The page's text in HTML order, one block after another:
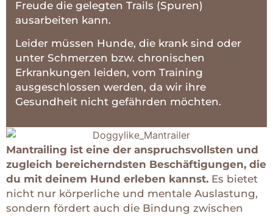
Freude die gelegten Trails (Spuren)
ausarbeiten kann.
Leider müssen Hunde, die krank sind oder
unter Schmerzen bzw. chronischen
Erkrankungen leiden, vom Training
ausgeschlossen werden, da wir ihre
Gesundheit nicht gefährden möchten.
Mantrailing ist eine der anspruchsvollsten und
zugleich bereicherndsten Beschäftigungen, die
du mit deinem Hund erleben kannst. Es bietet
nicht nur körperliche und mentale Auslastung,
sondern fördert auch die Bindung zwischen